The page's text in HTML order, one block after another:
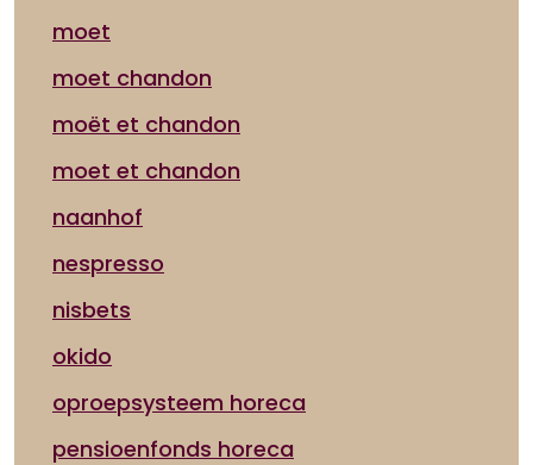
moet
moet chandon
moët et chandon
moet et chandon
naanhof
nespresso
nisbets
okido
oproepsysteem horeca
pensioenfonds horeca